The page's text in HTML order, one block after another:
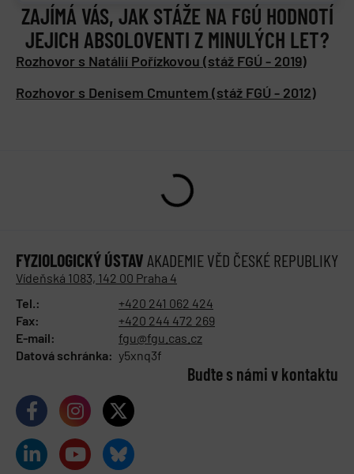
ZAJÍMÁ VÁS, JAK STÁŽE NA FGÚ HODNOTÍ
JEJICH ABSOLOVENTI Z MINULÝCH LET?
Rozhovor s Natálií Pořízkovou (stáž FGÚ - 2019)
Rozhovor s Denisem Cmuntem (stáž FGÚ - 2012)
FYZIOLOGICKÝ ÚSTAVAKADEMIE VĚD ČESKÉ REPUBLIKY
Vídeňská 1083, 142 00 Praha 4
Tel.:
+420 241 062 424
Fax:
+420 244 472 269
E-mail:
fgu@fgu.cas.cz
Datová schránka: y5xnq3f
Buďte s námi v kontaktu